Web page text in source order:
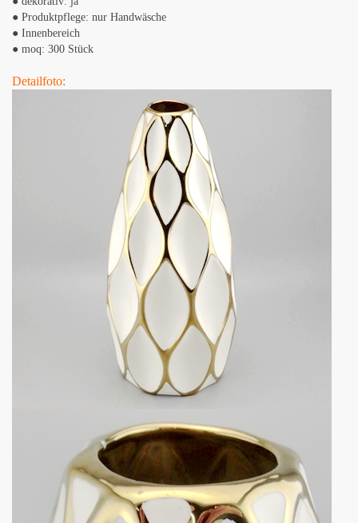
● Produktpflege: nur Handwäsche
● Innenbereich
● moq: 300 Stück
Detailfoto: